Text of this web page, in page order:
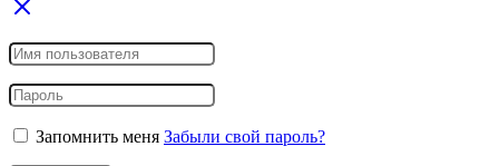
Запомнить меня Забыли свой пароль?